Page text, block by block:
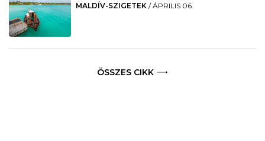
MALDÍV-SZIGETEK /ÁPRILIS 06.
ÖSSZES CIKK